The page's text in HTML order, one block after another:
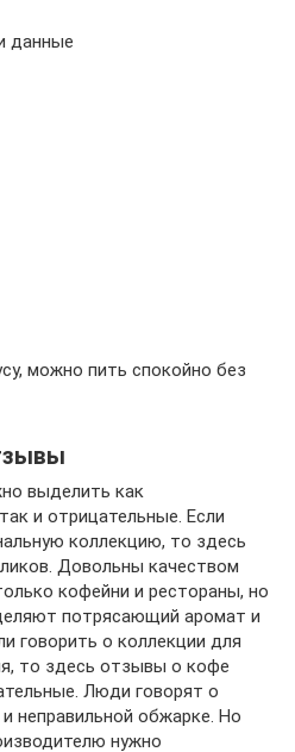
данные
можно пить спокойно без
выделить как
и отрицательные. Если
коллекцию, то здесь
Довольны качеством
кофейни и рестораны, но
потрясающий аромат и
говорить о коллекции для
то здесь отзывы о кофе
Люди говорят о
неправильной обжарке. Но
нужно